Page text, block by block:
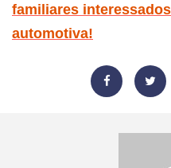
familiares
automotiva!